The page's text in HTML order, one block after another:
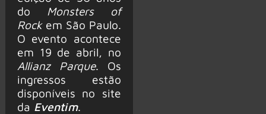
do Monsters of
Rockem São Paulo.
O evento acontece
em 19 de abril, no
Allianz Parque. Os
ingressos estão
disponíveis no site
da Eventim.